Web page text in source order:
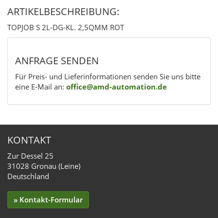
ARTIKELBESCHREIBUNG:
TOPJOB S 2L-DG-KL. 2,5QMM ROT
ANFRAGE SENDEN
Für Preis- und Lieferinformationen senden Sie uns bitte
eine E-Mail an: office@amd-automation.de
KONTAKT
Zur Dessel 25
31028 Gronau (Leine)
Deutschland
» Kontakt-Formular